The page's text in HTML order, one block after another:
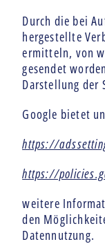
Durch die bei
hergestellte
ermitteln, von
gesendet
Darstellung der
Google bietet
https://
https://
weitere
den
Datennutzung.